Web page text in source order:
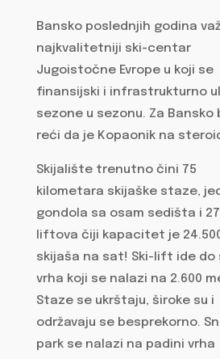
Bansko poslednjih godina
najkvalitetniji ski-centar
Jugoistočne Evrope u koji se
finansijski i infrastrukturno
sezone u sezonu. Za Bansko
reći da je Kopaonik na
Skijalište trenutno čini 75
kilometara skijaške staze,
gondola sa osam sedišta i
liftova čiji kapacitet je
skijaša na sat! Ski-lift ide do
vrha koji se nalazi na 2.600
Staze se ukrštaju, široke su i
održavaju se besprekorno.
park se nalazi na padini vrha